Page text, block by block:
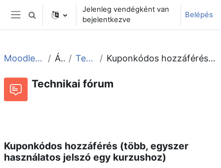
Tovább a fő tartalomhoz
Oldalpanel
Keresési bemeneti adatok váltása
Jelenleg vendégként van
bejelentkezve
Belépés
Moodle tudástár és fórum Általános Technikai fórum Kuponkódos hozzáférés (több, egyszer használatos jelszó egy kurzushoz)
Technikai fórum
Kuponkódos hozzáférés (több, egyszer
használatos jelszó egy kurzushoz)